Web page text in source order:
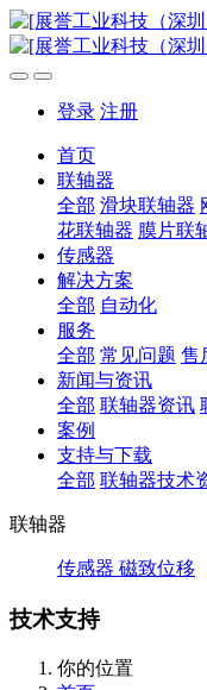
登录 注册
首页
联轴器
全部 滑块联轴器
花联轴器 膜片联
传感器
解决方案
全部 自动化
服务
全部 常见问题 售
新闻与资讯
全部 联轴器资讯
案例
支持与下载
全部 联轴器技术
联轴器
传感器 磁致位移
技术支持
你的位置